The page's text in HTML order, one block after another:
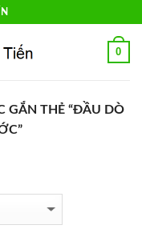
0
GẮN THẺ “ĐẦU DÒ